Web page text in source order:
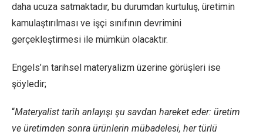
daha ucuza satmaktadır, bu durumdan kurtuluş, üretimin
kamulaştırılması ve işçi sınıfının devrimini
gerçekleştirmesi ile mümkün olacaktır.
Engels’ın tarihsel materyalizm üzerine görüşleri ise
şöyledir;
“Materyalist tarih anlayışı şu savdan hareket eder: üretim
ve üretimden sonra ürünlerin mübadelesi, her türlü